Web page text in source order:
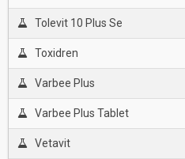
Tolevit 10 Plus Se
Toxidren
Varbee Plus
Varbee Plus Tablet
Vetavit